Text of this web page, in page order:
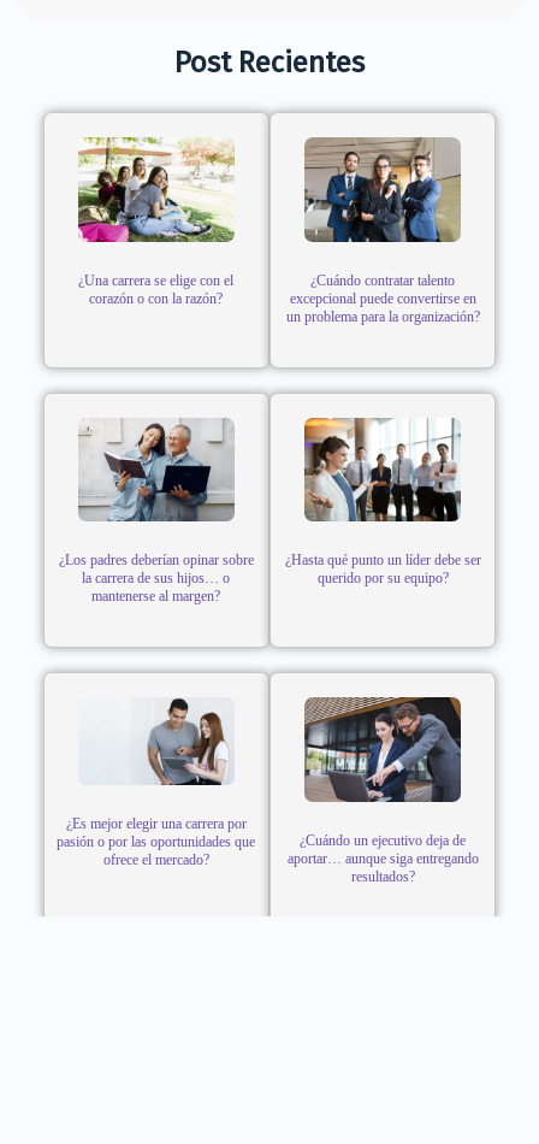
Post Recientes
¿Una carrera se elige con el
corazón o con la razón?
¿Cuándo contratar talento
excepcional puede convertirse en
un problema para la organización?
¿Los padres deberían opinar sobre
la carrera de sus hijos… o
mantenerse al margen?
¿Hasta qué punto un líder debe ser
querido por su equipo?
¿Es mejor elegir una carrera por
pasión o por las oportunidades que
ofrece el mercado?
¿Cuándo un ejecutivo deja de
aportar… aunque siga entregando
resultados?